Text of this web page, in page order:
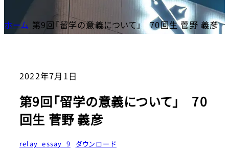
ホーム 第9回「留学の意義について」 70回生 菅野 義彦
2022年7月1日
第9回「留学の意義について」 70
回生 菅野 義彦
relay_essay_9 ダウンロード